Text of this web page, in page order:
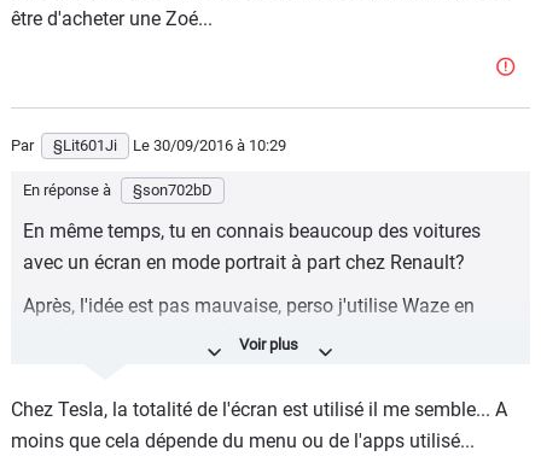
être d'acheter une Zoé...
Par §Lit601Ji Le 30/09/2016 à 10:29
En réponse à §son702bD
En même temps, tu en connais beaucoup des voitures
avec un écran en mode portrait à part chez Renault?
Après, l'idée est pas mauvaise, perso j'utilise Waze en
mode portrait sur mon téléphone.
Chez Tesla, la totalité de l'écran est utilisé il me semble... A
moins que cela dépende du menu ou de l'apps utilisé...